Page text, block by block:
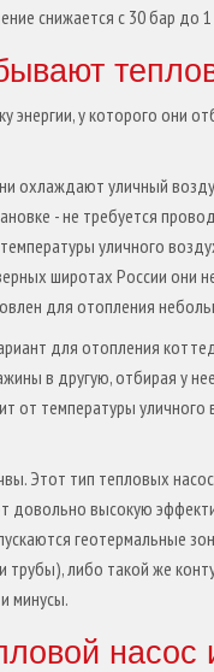
снижается с 30 бар до
энергии, у которого они
охлаждают уличный
- не требуется
уличного
широтах России они
для отопления
для отопления
в другую, отбирая у
от температуры
Этот тип тепловых
высокую
геотермальные
трубы), либо такой же
минусы.
насос